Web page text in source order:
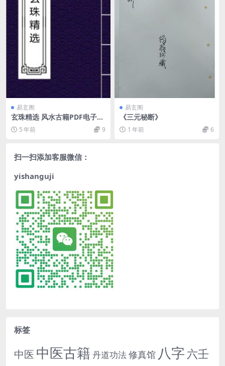
易玄阁
玄珠精选 风水古籍PDF电子版
百度网盘下载
5 年前 9
易玄阁
《三元秘断》
1 年前 6
扫一扫添加客服微信：
yishanguji
标签
中医 中医古籍 丹道功法修真馆 八字 六壬